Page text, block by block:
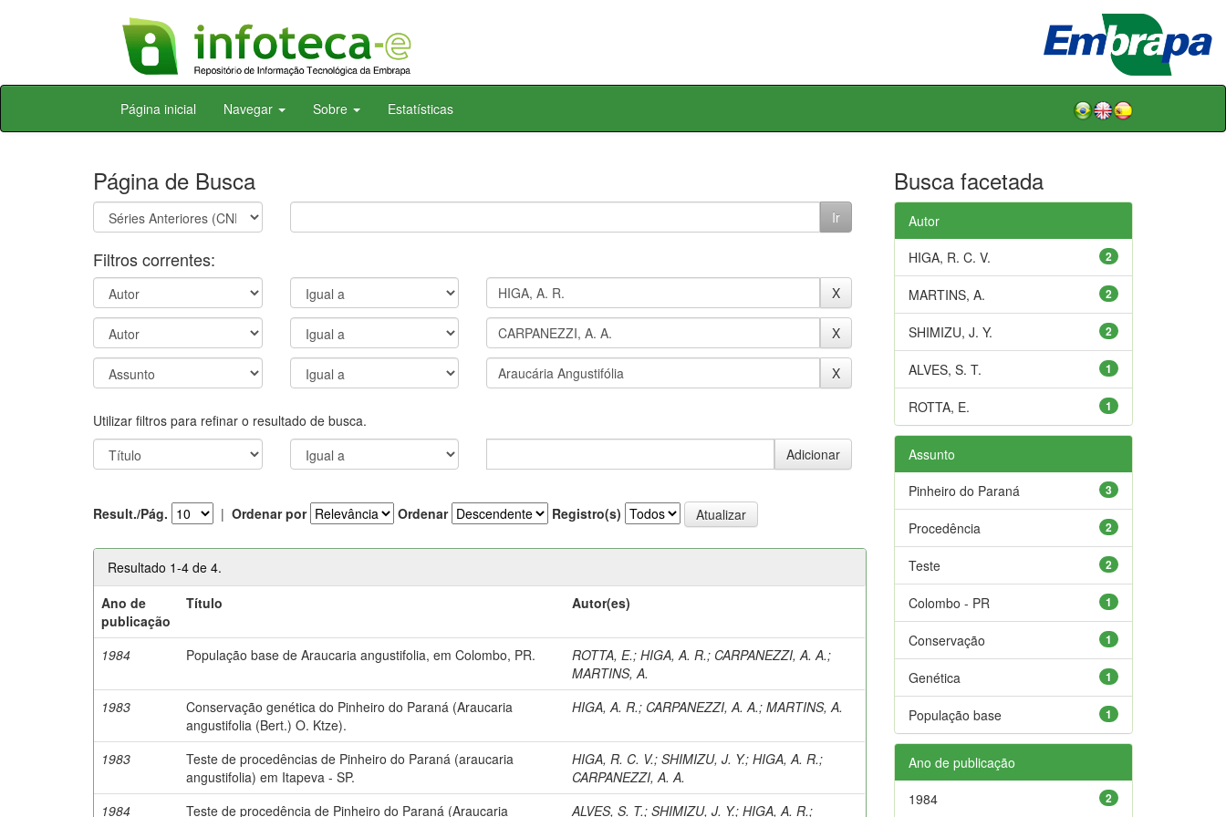
Skip
Página inicial Navegar Sobre Estatísticas
Página de Busca
Filtros correntes:
Utilizar filtros para refinar o resultado de busca.
Result./Pág. | Ordenar por Ordenar Registro(s)
Resultado 1-4 de 4.
Ano de
publicação
Título Autor(es)
1984 População base de Araucaria angustifolia, em Colombo, PR. ROTTA, E.;HIGA, A. R.; CARPANEZZI, A. A.;
MARTINS, A.
1983
Conservação genética do Pinheiro do Paraná (Araucaria
angustifolia (Bert.) O. Ktze).
HIGA, A. R.; CARPANEZZI, A. A.;MARTINS, A.
1983
Teste de procedências de Pinheiro do Paraná (araucaria
angustifolia) em Itapeva - SP.
HIGA, R. C. V.;SHIMIZU, J. Y.;HIGA, A. R.;
CARPANEZZI, A. A.
1984
Teste de procedência de Pinheiro do Paraná (Araucaria ALVES, S. T.;SHIMIZU, J. Y.;HIGA, A. R.;
Busca facetada
Autor
2
HIGA, R. C. V.
2
MARTINS, A.
2
SHIMIZU, J. Y.
1
ALVES, S. T.
1
ROTTA, E.
Assunto
3
Pinheiro do Paraná
2
Procedência
2
Teste
1
Colombo - PR
1
Conservação
1
Genética
1
População base
Ano de publicação
2
1984